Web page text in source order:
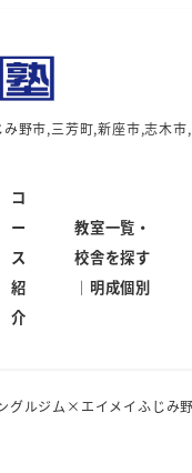
野市,三芳町,新座市,志木
コ
ー
ス
紹
介
教室一覧・
校舎を探す
｜明成個別
グルジム×エイメイふじみ